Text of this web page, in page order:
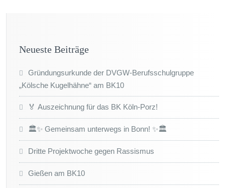
Neueste Beiträge
Gründungsurkunde der DVGW-Berufsschulgruppe
„Kölsche Kugelhähne“ am BK10
🏅 Auszeichnung für das BK Köln-Porz!
🏛️✨ Gemeinsam unterwegs in Bonn! ✨🏛️
Dritte Projektwoche gegen Rassismus
Gießen am BK10